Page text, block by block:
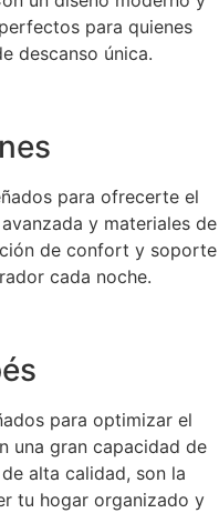
para quienes
descanso única.
para ofrecerte el
y materiales de
de confort y soporte
cada noche.
para optimizar el
una gran capacidad de
alta calidad, son la
tu hogar organizado y